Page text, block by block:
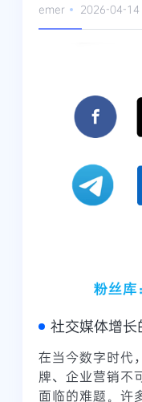
emer 2026-04-14
社交媒体增
在当今数字时代，
牌、企业营销不
面临的难题。许